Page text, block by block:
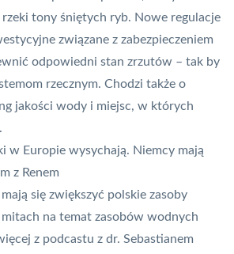
rzeki tony śniętych ryb. Nowe regulacje
związane z zabezpieczeniem
odpowiedni stan zrzutów – tak by
rzecznym. Chodzi także o
jakości wody i miejsc, w których
w Europie wysychają. Niemcy mają
z Renem
się zwiększyć polskie zasoby
na temat zasobów wodnych
z podcastu z dr. Sebastianem